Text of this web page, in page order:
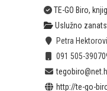
TE-GO Biro,
Uslužno
Petra
091 505-3907
http://te-go-